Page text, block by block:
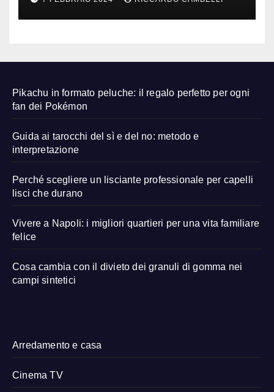
Pikachu in formato peluche: il regalo perfetto per ogni
fan dei Pokémon
Guida ai tarocchi del sì e del no: metodo e
interpretazione
Perché scegliere un lisciante professionale per capelli
lisci che durano
Vivere a Napoli: i migliori quartieri per una vita familiare
felice
Cosa cambia con il divieto dei granuli di gomma nei
campi sintetici
Arredamento e casa
Cinema TV